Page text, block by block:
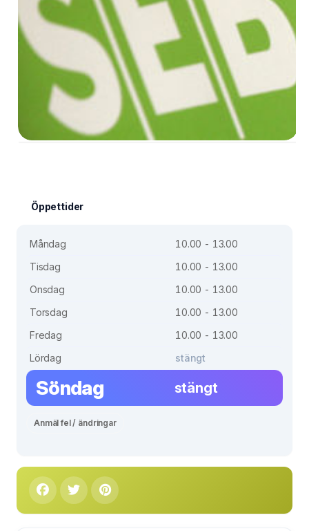
Öppettider
Måndag
10.00 - 13.00
Tisdag
10.00 - 13.00
Onsdag
10.00 - 13.00
Torsdag
10.00 - 13.00
Fredag
10.00 - 13.00
Lördag
stängt
Söndag stängt
Anmäl fel / ändringar